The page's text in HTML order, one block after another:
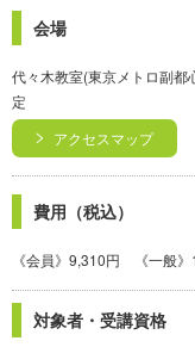
会場
代々木教室(東京メトロ副都
定
アクセスマップ
費用（税込）
《会員》9,310円 《一般
対象者・受講資格